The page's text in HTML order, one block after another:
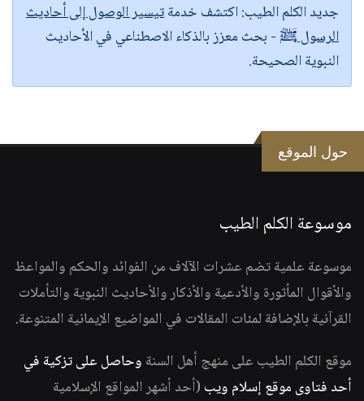
جديد الكلم الطيب:اكتشف خدمةتيسير الوصول إلى أحاديث
الرسول ﷺ - بحث معزز بالذكاء الاصطناعي في الأحاديث
النبوية الصحيحة.
حول الموقع
موسوعة الكلم الطيب
موسوعة علمية تضم عشرات الآلاف من الفوائد والحكم والمواعظ
والأقوال المأثورة والأدعية والأذكار والأحاديث النبوية والتأملات
القرآنية بالإضافة لمئات المقالات في المواضيع الإيمانية المتنوعة.
موقع الكلم الطيب على منهج أهل السنة وحاصل على تزكية في
أحد فتاوى موقع إسلام ويب (أحد أشهر المواقع الإسلامية